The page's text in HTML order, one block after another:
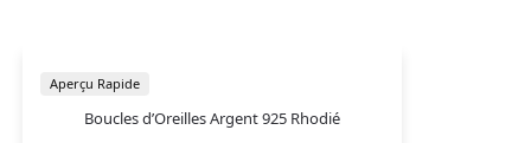
Boucles d’Oreilles Argent 925 Rhodié
Aperçu Rapide